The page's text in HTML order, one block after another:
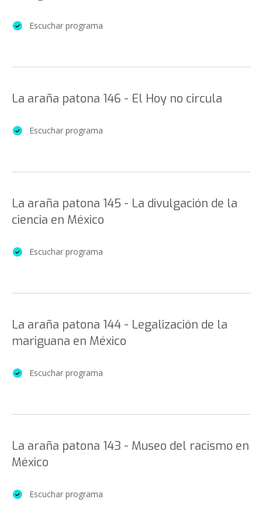
Escuchar programa
La araña patona 146 - El Hoy no circula
Escuchar programa
La araña patona 145 - La divulgación de la
ciencia en México
Escuchar programa
La araña patona 144 - Legalización de la
mariguana en México
Escuchar programa
La araña patona 143 - Museo del racismo en
México
Escuchar programa